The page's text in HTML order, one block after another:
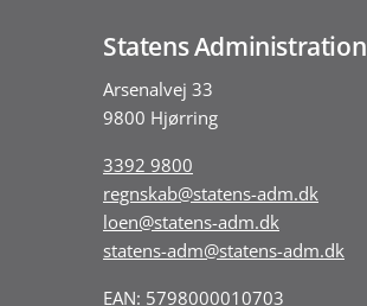
Statens Administration
Arsenalvej 33
9800 Hjørring
3392 9800
regnskab@statens-adm.dk
loen@statens-adm.dk
statens-adm@statens-adm.dk
EAN: 5798000010703